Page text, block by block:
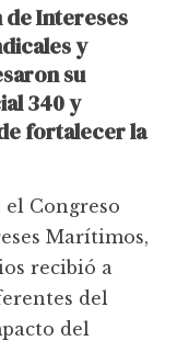
de Intereses
y
su
340 y
fortalecer la
Congreso
Marítimos,
recibió a
del
del